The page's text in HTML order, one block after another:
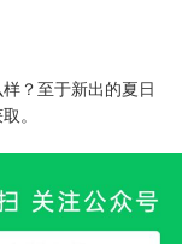
？至于新出的夏日
。